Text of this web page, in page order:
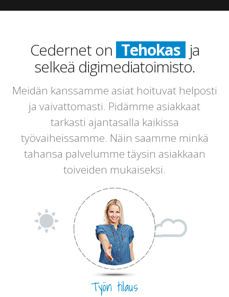
Cedernet on Tehokas ja
selkeä digimediatoimisto.
Meidän kanssamme asiat hoituvat helposti
ja vaivattomasti. Pidämme asiakkaat
tarkasti ajantasalla kaikissa
työvaiheissamme. Näin saamme minkä
tahansa palvelumme täysin asiakkaan
toiveiden mukaiseksi.
Työn tilaus